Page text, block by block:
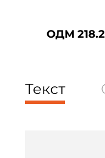
ОДМ
Текст